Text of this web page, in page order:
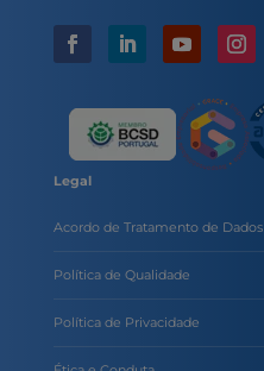
Legal
Acordo de Tratamento de Dados
Política de Qualidade
Política de Privacidade